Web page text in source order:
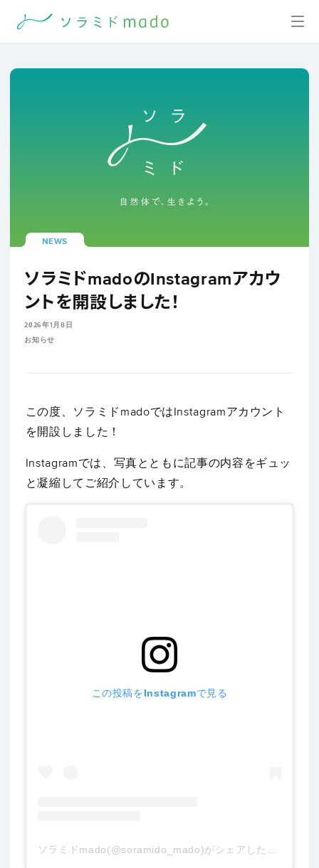
NEWS
ソラミドmadoのInstagramアカウ
ントを開設しました！
2026年1月8日
お知らせ
この度、ソラミドmadoではInstagramアカウント
を開設しました！
Instagramでは、写真とともに記事の内容をギュッ
と凝縮してご紹介しています。
この投稿をInstagramで見る
ソラミドmado(@soramido_mado)がシェアした投稿